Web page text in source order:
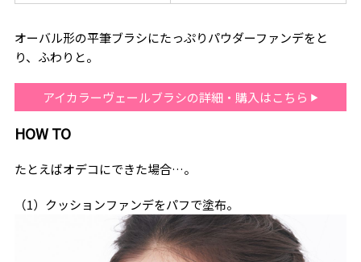
オーバル形の平筆ブラシにたっぷりパウダーファンデをと
り、ふわりと。
アイカラーヴェールブラシの詳細・購入はこちら
HOW TO
たとえばオデコにできた場合…。
（1）クッションファンデをパフで塗布。